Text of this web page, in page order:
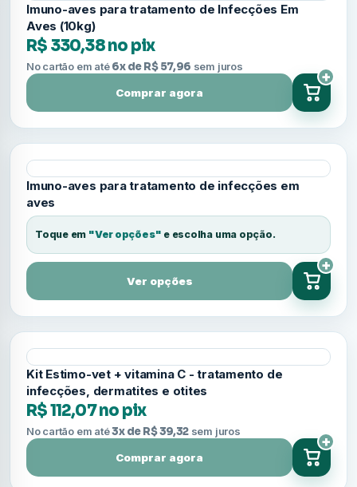
Imuno-aves para tratamento de Infecções Em
Aves (10kg)
R$ 330,38 no pix
No cartão em até6x de R$ 57,96 sem juros
Comprar agora
+
Imuno-aves para tratamento de infecções em
aves
Toque em "Ver opções" e escolha uma opção.
Ver opções
+
Kit Estimo-vet + vitamina C - tratamento de
infecções, dermatites e otites
R$ 112,07 no pix
No cartão em até3x de R$ 39,32sem juros
Comprar agora
+